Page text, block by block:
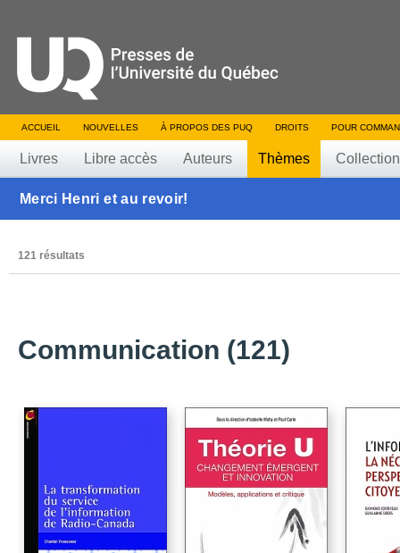
ACCUEIL NOUVELLES À PROPOS DES PUQ DROITS POUR
Livres Libre accès Auteurs Thèmes
Merci Henri et au revoir!
121 résultats
Communication (121)